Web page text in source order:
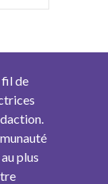
fil de
plus